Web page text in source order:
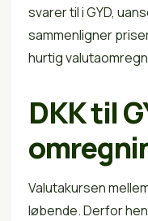
svarer til i GYD,
sammenligner
hurtig
DKK til
Valutakursen
løbende. Derfor